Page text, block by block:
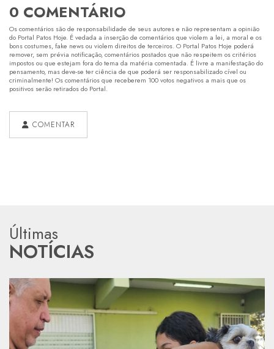
0 COMENTÁRIO
Os comentários são de responsabilidade de seus autores e não representam a opinião
do Portal Patos Hoje. É vedada a inserção de comentários que violem a lei, a moral e os
bons costumes, fake news ou violem direitos de terceiros. O Portal Patos Hoje poderá
remover, sem prévia notificação, comentários postados que não respeitem os critérios
impostos ou que estejam fora do tema da matéria comentada. É livre a manifestação do
pensamento, mas deve-se ter ciência de que poderá ser responsabilizado cível ou
criminalmente! Os comentários que receberem 100 votos negativos a mais que os
positivos serão retirados do Portal.
COMENTAR
Últimas
NOTÍCIAS